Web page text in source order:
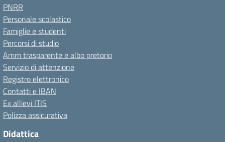
PNRR
Personale scolastico
Famiglie e studenti
Percorsi di studio
Amm trasparente e albo pretorio
Servizio di attenzione
Registro elettronico
Contatti e IBAN
Ex allievi ITIS
Polizza assicurativa
Didattica